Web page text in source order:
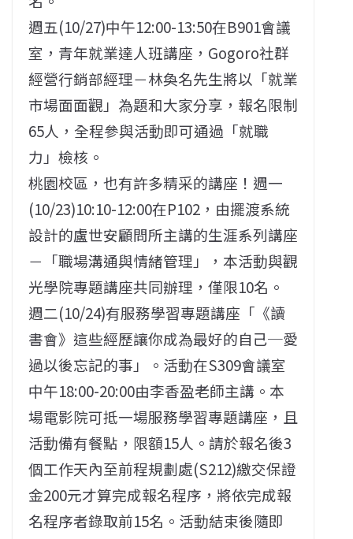
週五(10/27)中午12:00-13:50在B901會議
室，青年就業達人班講座，Gogoro社群
經營行銷部經理－林奐名先生將以「就業
市場面面觀」為題和大家分享，報名限制
65人，全程參與活動即可通過「就職
力」檢核。
桃園校區，也有許多精采的講座！週一
(10/23)10:10-12:00在P102，由擺渡系統
設計的盧世安顧問所主講的生涯系列講座
－「職場溝通與情緒管理」，本活動與觀
光學院專題講座共同辦理，僅限10名。
週二(10/24)有服務學習專題講座「《讀
書會》這些經歷讓你成為最好的自己─愛
過以後忘記的事」。活動在S309會議室
中午18:00-20:00由李香盈老師主講。本
場電影院可抵一場服務學習專題講座，且
活動備有餐點，限額15人。請於報名後3
個工作天內至前程規劃處(S212)繳交保證
金200元才算完成報名程序，將依完成報
名程序者錄取前15名。活動結束後隨即